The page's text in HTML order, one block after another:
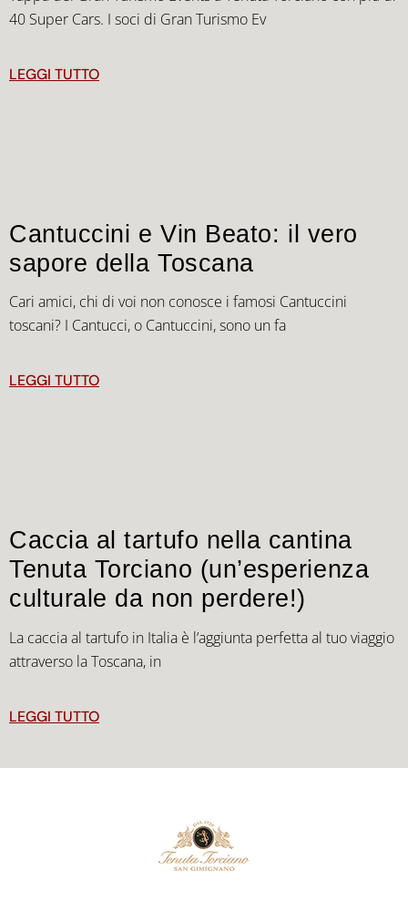
40 Super Cars. I soci di Gran Turismo Ev
LEGGI TUTTO
Cantuccini e Vin Beato: il vero
sapore della Toscana
Cari amici, chi di voi non conosce i famosi Cantuccini
toscani? I Cantucci, o Cantuccini, sono un fa
LEGGI TUTTO
Caccia al tartufo nella cantina
Tenuta Torciano (un’esperienza
culturale da non perdere!)
La caccia al tartufo in Italia è l’aggiunta perfetta al tuo viaggio
attraverso la Toscana, in
LEGGI TUTTO